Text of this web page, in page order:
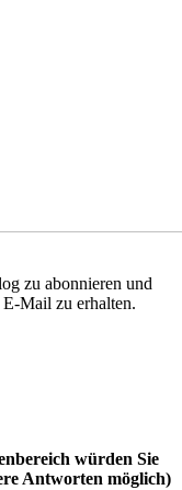
zu abonnieren und
Mail zu erhalten.
würden Sie
Antworten möglich)